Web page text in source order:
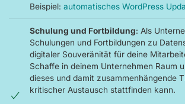
Beispiel: automatisches WordPress
Schulung und Fortbildung: Als
Schulungen und Fortbildungen zu
digitaler Souveränität für deine
Schaffe in deinem Unternehmen Raum
dieses und damit zusammenhängende
kritischer Austausch stattfinden kann.